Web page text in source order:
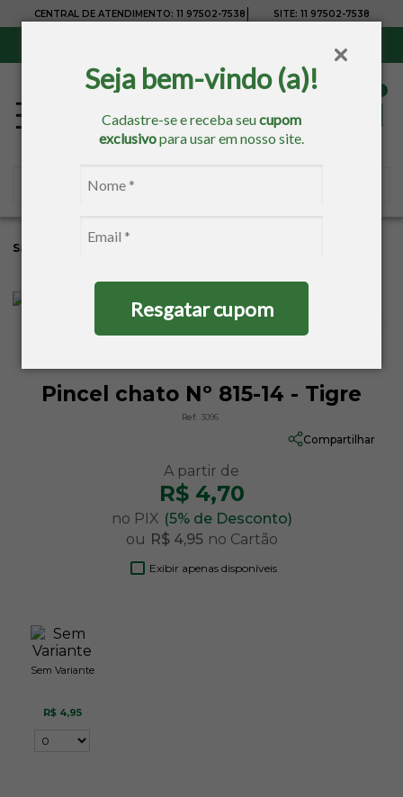
Seja bem-vindo (a)!
Cadastre-se e receba seucupom
exclusivopara usar em nosso site.
Resgatar cupom
CENTRAL DE ATENDIMENTO: 11 97502-7538 SITE: 11 97502-7538
Sacaria
Pincel chato Nº 815-14 - Tigre
Ref: 3096
Compartilhar
R$ 4,70
no PIX (5% de Desconto)
ou R$ 4,95 no Cartão
Exibir apenas disponíveis
Sem Variante
R$ 4,95